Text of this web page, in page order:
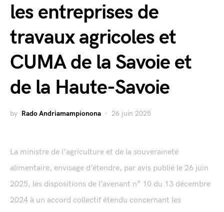
les entreprises de
travaux agricoles et
CUMA de la Savoie et
de la Haute-Savoie
by Rado Andriamampionona 26 juin 2025
La ministre de l'agriculture et de la souveraineté
alimentaire, envisage d’étendre, par avis publié le 26 juin
2025, les dispositions de l’avenant n° 10 du 13 décembre
2024 à un accord collectif étendu concernant les